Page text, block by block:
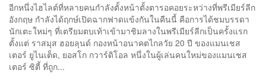
อีกหนึ่งไฮไลต์ที่หลายคนกำลังตั้งหน้าตั้งตารอคอยระหว่างที่พรีเมียร์ลีก
อังกฤษ กำลังได้ฤกษ์เปิดฉากฟาดแข้งกันในคืนนี้ คือการได้ชมบรรดา
นักเตะใหม่ๆ ที่เตรียมตบเท้าเข้ามาชิมลางในพรีเมียร์ลีกเป็นครั้งแรก
ตั้งแต่ ราสมุส ฮอยลุนด์ กองหน้าอนาคตไกลวัย 20 ปี ของแมนเชส
เตอร์​ ยูไนเต็ด, ยอสโก กวาร์ดิโอล หนึ่งในผู้เล่นคนใหม่ของแมนเชส
เตอร์​ ซิตี้ ที่ถูก...